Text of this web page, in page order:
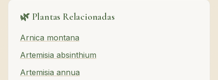
🌿 Plantas Relacionadas
Arnica montana
Artemisia absinthium
Artemisia annua